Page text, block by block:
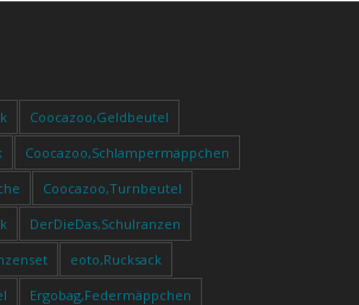
Coocazoo,Geldbeutel
Coocazoo,Schlampermäppchen
Coocazoo,Turnbeutel
DerDieDas,Schulranzen
eoto,Rucksack
Ergobag,Federmäppchen